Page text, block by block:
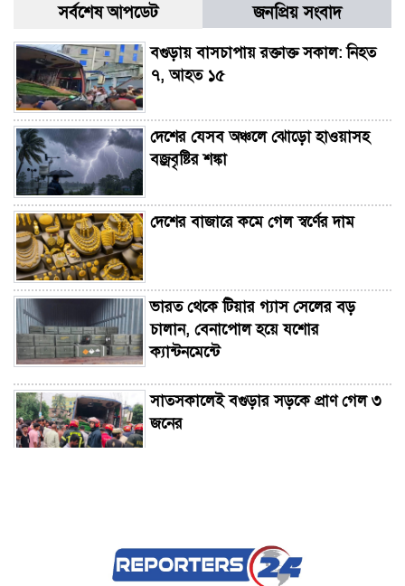
সর্বশেষ আপডেট জনপ্রিয় সংবাদ
বগুড়ায় বাসচাপায় রক্তাক্ত সকাল: নিহত
৭, আহত ১৫
দেশের যেসব অঞ্চলে ঝোড়ো হাওয়াসহ
বজ্রবৃষ্টির শঙ্কা
দেশের বাজারে কমে গেল স্বর্ণের দাম
ভারত থেকে টিয়ার গ্যাস সেলের বড়
চালান, বেনাপোল হয়ে যশোর
ক্যান্টনমেন্টে
সাতসকালেই বগুড়ার সড়কে প্রাণ গেল ৩
জনের
সিলেটে দুই বাসের সংঘর্ষে প্রাণ গেল ৮